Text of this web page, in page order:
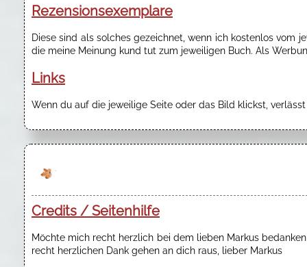
Rezensionsexemplare
Diese sind als solches gezeichnet, wenn ich kostenlos vom
die meine Meinung kund tut zum jeweiligen Buch. Als
Links
Wenn du auf die jeweilige Seite oder das Bild klickst,
Credits / Seitenhilfe
Möchte mich recht herzlich bei dem lieben Markus
recht herzlichen Dank gehen an dich raus, lieber Markus